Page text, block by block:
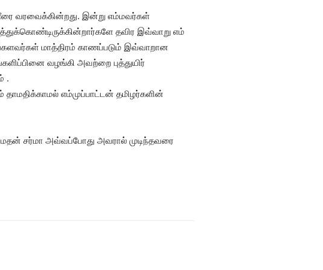
வரவைக்கின்றது. இன்று எம்மவர்கள்
தவிர இவ்வாறு எம்
மாத்திரம் காணப்படும் இவ்வாறான
வழங்கி அவற்றை புத்துயிர்
.
தாமதிக்காமல் எம்முப்பாட்டன் தமிழர்களின்
மதன் சர்மா அவ்வப்போது அவரால் முடிந்தவரை